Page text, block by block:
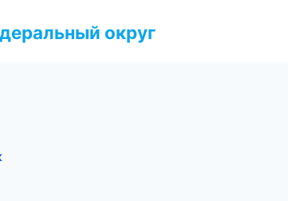
округ